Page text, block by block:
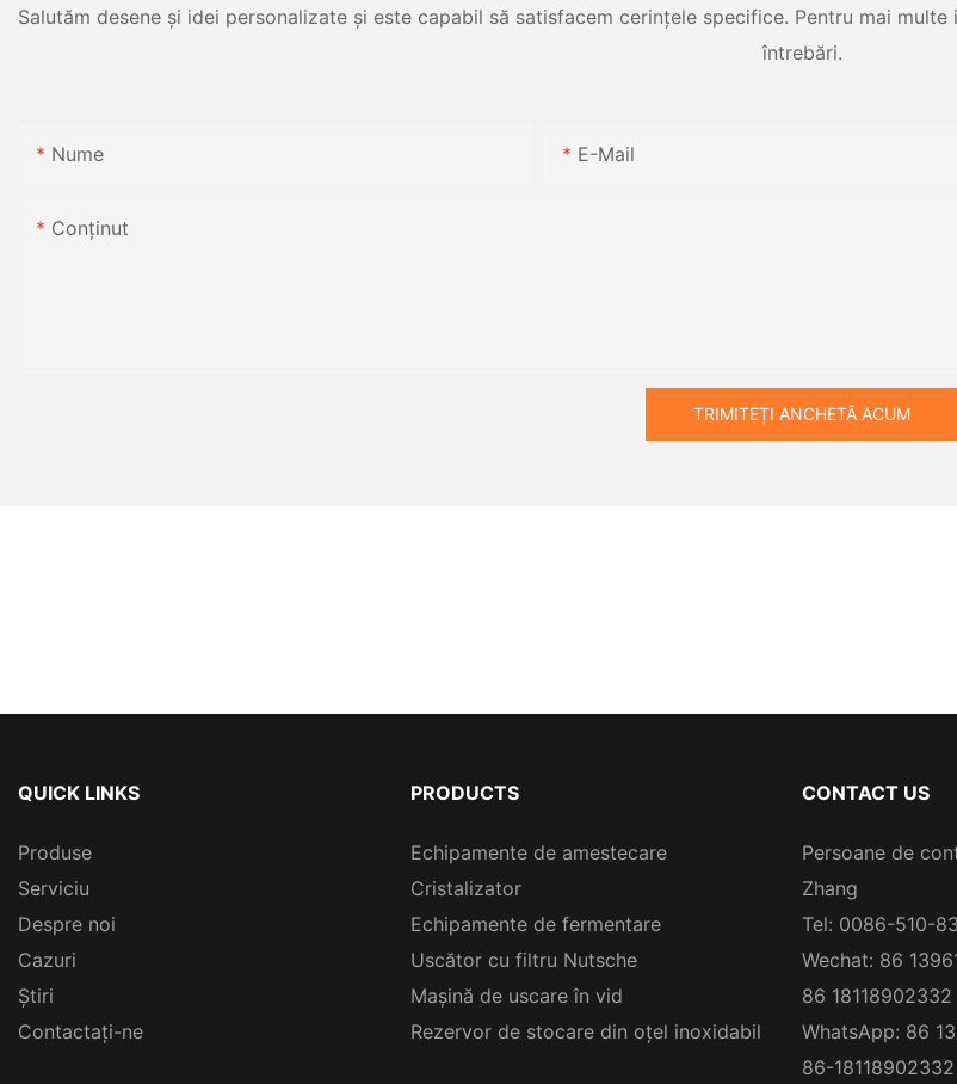
Salutăm desene și idei personalizate și este capabil să satisfacem cerințele specifice. Pentru mai
întrebări.
Nume E-Mail
Conţinut
TRIMITEȚI ANCHETĂ ACUM
QUICK LINKS
Produse
Serviciu
Despre noi
Cazuri
Ştiri
Contactați-ne
PRODUCTS
Echipamente de amestecare
Cristalizator
Echipamente de fermentare
Uscător cu filtru Nutsche
Mașină de uscare în vid
Rezervor de stocare din oțel inoxidabil
CONTACT US
Persoane de
Zhang
Tel: 0086-510-
Wechat: 86
86 18118902332
WhatsApp: 86
86-18118902332